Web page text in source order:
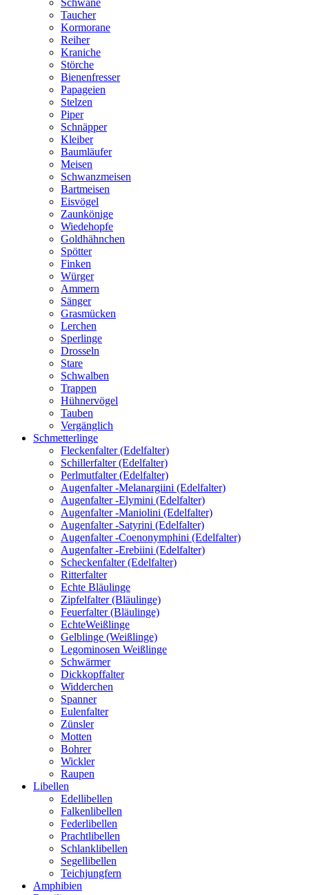
Schwäne
Taucher
Kormorane
Reiher
Kraniche
Störche
Bienenfresser
Papageien
Stelzen
Piper
Schnäpper
Kleiber
Baumläufer
Meisen
Schwanzmeisen
Bartmeisen
Eisvögel
Zaunkönige
Wiedehopfe
Goldhähnchen
Spötter
Finken
Würger
Ammern
Sänger
Grasmücken
Lerchen
Sperlinge
Drosseln
Stare
Schwalben
Trappen
Hühnervögel
Tauben
Vergänglich
Schmetterlinge
Fleckenfalter (Edelfalter)
Schillerfalter (Edelfalter)
Perlmutfalter (Edelfalter)
Augenfalter -Melanargiini (Edelfalter)
Augenfalter -Elymini (Edelfalter)
Augenfalter -Maniolini (Edelfalter)
Augenfalter -Satyrini (Edelfalter)
Augenfalter -Coenonymphini (Edelfalter)
Augenfalter -Erebiini (Edelfalter)
Scheckenfalter (Edelfalter)
Ritterfalter
Echte Bläulinge
Zipfelfalter (Bläulinge)
Feuerfalter (Bläulinge)
EchteWeißlinge
Gelblinge (Weißlinge)
Legominosen Weißlinge
Schwärmer
Dickkopffalter
Widderchen
Spanner
Eulenfalter
Zünsler
Motten
Bohrer
Wickler
Raupen
Libellen
Edellibellen
Falkenlibellen
Federlibellen
Prachtlibellen
Schlanklibellen
Segellibellen
Teichjungfern
Amphibien